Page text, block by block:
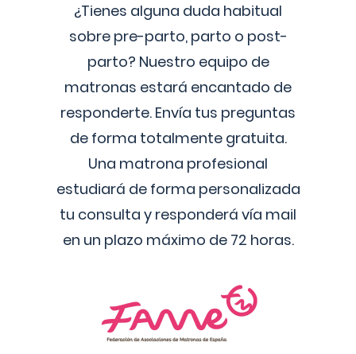
¿Tienes alguna duda habitual
sobre pre-parto, parto o post-
parto? Nuestro equipo de
matronas estará encantado de
responderte. Envía tus preguntas
de forma totalmente gratuita.
Una matrona profesional
estudiará de forma personalizada
tu consulta y responderá vía mail
en un plazo máximo de 72 horas.